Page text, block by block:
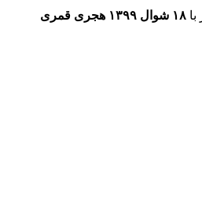
با ۱۸ شوال ۱۳۹۹ هجری قمری